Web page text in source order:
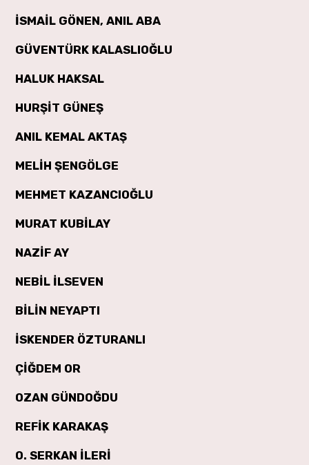
İSMAİL GÖNEN, ANIL ABA
GÜVENTÜRK KALASLIOĞLU
HALUK HAKSAL
HURŞİT GÜNEŞ
ANIL KEMAL AKTAŞ
MELİH ŞENGÖLGE
MEHMET KAZANCIOĞLU
MURAT KUBİLAY
NAZİF AY
NEBİL İLSEVEN
BİLİN NEYAPTI
İSKENDER ÖZTURANLI
ÇİĞDEM OR
OZAN GÜNDOĞDU
REFİK KARAKAŞ
O. SERKAN İLERİ